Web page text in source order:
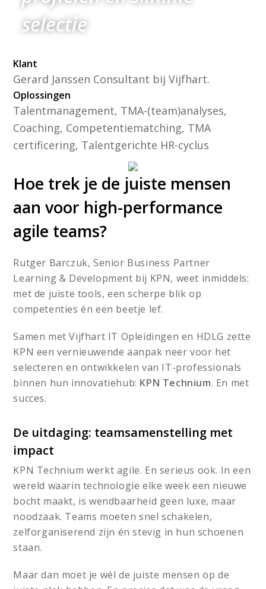
selectie
Klant
Gerard Janssen Consultant bij Vijfhart.
Oplossingen
Talentmanagement, TMA-(team)analyses,
Coaching, Competentiematching, TMA
certificering, Talentgerichte HR-cyclus
Hoe trek je de juiste mensen
aan voor high-performance
agile teams?
Rutger Barczuk, Senior Business Partner
Learning & Development bij KPN, weet inmiddels:
met de juiste tools, een scherpe blik op
competenties én een beetje lef.
Samen met Vijfhart IT Opleidingen en HDLG zette
KPN een vernieuwende aanpak neer voor het
selecteren en ontwikkelen van IT-professionals
binnen hun innovatiehub: KPN Technium. En met
succes.
De uitdaging: teamsamenstelling met
impact
KPN Technium werkt agile. En serieus ook. In een
wereld waarin technologie elke week een nieuwe
bocht maakt, is wendbaarheid geen luxe, maar
noodzaak. Teams moeten snel schakelen,
zelforganiserend zijn én stevig in hun schoenen
staan.
Maar dan moet je wél de juiste mensen op de